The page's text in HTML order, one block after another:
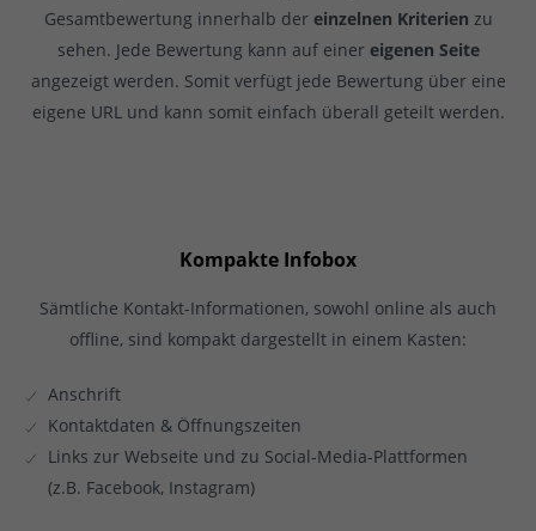
Gesamtbewertung innerhalb der einzelnen Kriterien zu
sehen. Jede Bewertung kann auf einer eigenen Seite
angezeigt werden. Somit verfügt jede Bewertung über eine
eigene URL und kann somit einfach überall geteilt werden.
Kompakte Infobox
Sämtliche Kontakt-Informationen, sowohl online als auch
offline, sind kompakt dargestellt in einem Kasten:
Anschrift
Kontaktdaten & Öffnungszeiten
Links zur Webseite und zu Social-Media-Plattformen
(z.B. Facebook, Instagram)